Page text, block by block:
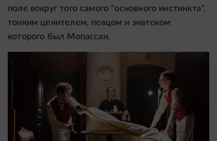
поле вокруг того самого "основного инстинкта",
тонким ценителем, певцом и знатоком
которого был Мопассан.